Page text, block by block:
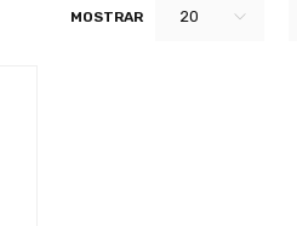
MOSTRAR 20